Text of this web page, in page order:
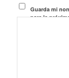
Guarda mi
para la